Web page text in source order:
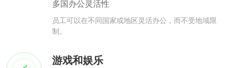
多国办公灵活性
员工可以在不同国家或地区灵活办公，而不受地域限
制。
游戏和娱乐